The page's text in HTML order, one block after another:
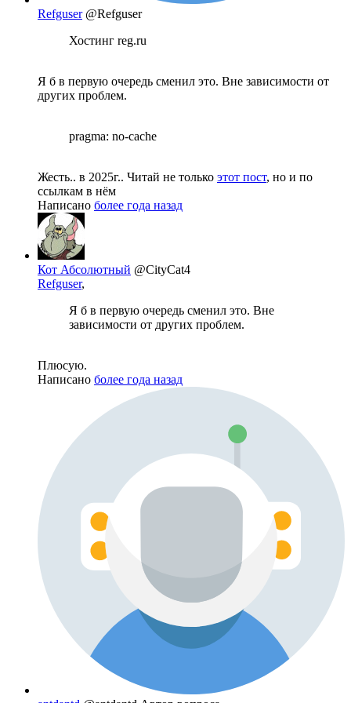
Refguser @Refguser
Хостинг reg.ru
Я б в первую очередь сменил это. Вне зависимости от
других проблем.
pragma: no-cache
Жесть.. в 2025г.. Читай не только этот пост, но и по
ссылкам в нём
Написано более года назад
Кот Абсолютный @CityCat4
Refguser,
Я б в первую очередь сменил это. Вне
зависимости от других проблем.
Плюсую.
Написано более года назад